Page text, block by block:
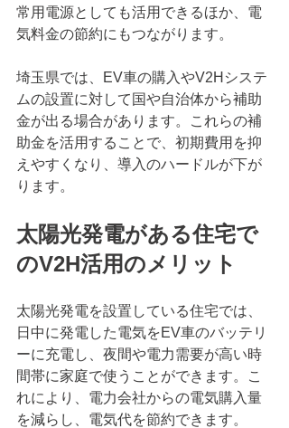
常用電源としても活用できるほか、電
気料金の節約にもつながります。
埼玉県では、EV車の購入やV2Hシステ
ムの設置に対して国や自治体から補助
金が出る場合があります。これらの補
助金を活用することで、初期費用を抑
えやすくなり、導入のハードルが下が
ります。
太陽光発電がある住宅で
のV2H活用のメリット
太陽光発電を設置している住宅では、
日中に発電した電気をEV車のバッテリ
ーに充電し、夜間や電力需要が高い時
間帯に家庭で使うことができます。こ
れにより、電力会社からの電気購入量
を減らし、電気代を節約できます。